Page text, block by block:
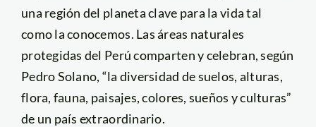
una región del planeta clave para la vida tal
como la conocemos. Las áreas naturales
protegidas del Perú comparten y celebran, según
Pedro Solano, “la diversidad de suelos, alturas,
flora, fauna, paisajes, colores, sueños y culturas”
de un país extraordinario.